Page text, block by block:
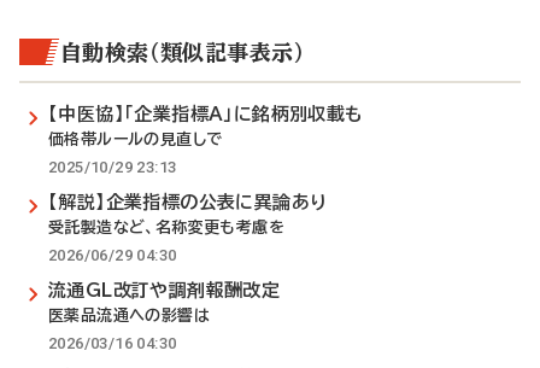
自動検索（類似記事表示）
【中医協】「企業指標A」に銘柄別収載も
価格帯ルールの見直しで
2025/10/29 23:13
【解説】企業指標の公表に異論あり
受託製造など、名称変更も考慮を
2026/06/29 04:30
流通GL改訂や調剤報酬改定
医薬品流通への影響は
2026/03/16 04:30